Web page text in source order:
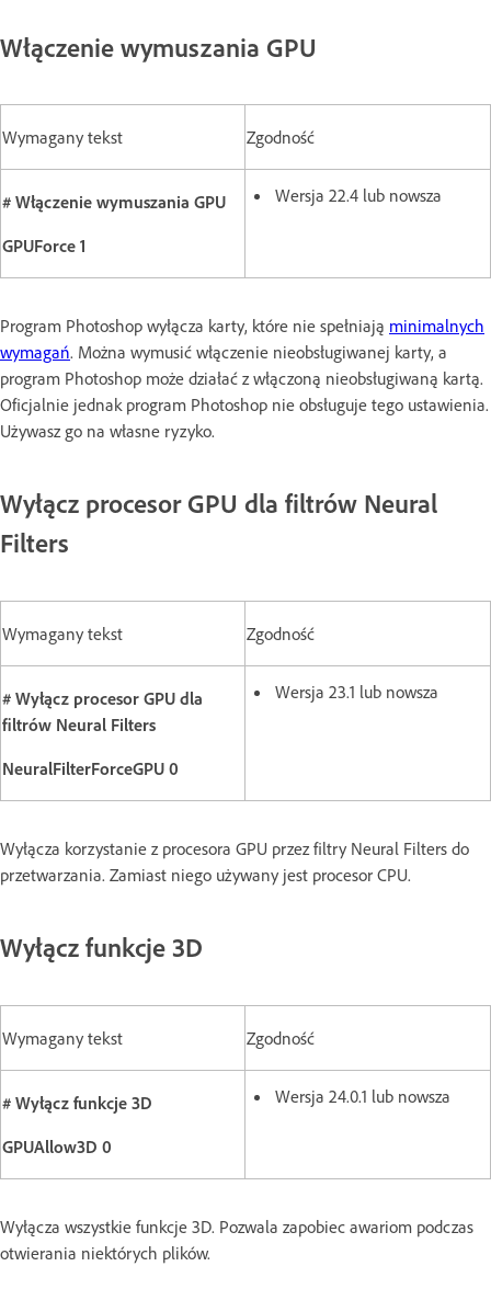
Włączenie wymuszania GPU
Wymagany tekst Zgodność
# Włączenie wymuszania GPU
GPUForce 1
Wersja 22.4 lub nowsza
Program Photoshop wyłącza karty, które nie spełniają minimalnych
wymagań. Można wymusić włączenie nieobsługiwanej karty, a
program Photoshop może działać z włączoną nieobsługiwaną kartą.
Oficjalnie jednak program Photoshop nie obsługuje tego ustawienia.
Używasz go na własne ryzyko.
Wyłącz procesor GPU dla filtrów Neural
Filters
Wymagany tekst Zgodność
# Wyłącz procesor GPU dla
filtrów Neural Filters
NeuralFilterForceGPU 0
Wersja 23.1 lub nowsza
Wyłącza korzystanie z procesora GPU przez filtry Neural Filters do
przetwarzania. Zamiast niego używany jest procesor CPU.
Wyłącz funkcje 3D
Wymagany tekst Zgodność
# Wyłącz funkcje 3D
GPUAllow3D 0
Wersja 24.0.1 lub nowsza
Wyłącza wszystkie funkcje 3D. Pozwala zapobiec awariom podczas
otwierania niektórych plików.